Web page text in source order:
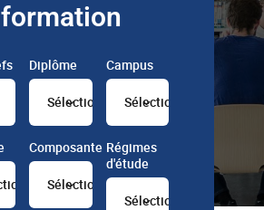
formation
Diplôme
Sélectionner
Campus
Sélectionner
Composante
Sélectionner
Régimes
d'étude
Sélectionner